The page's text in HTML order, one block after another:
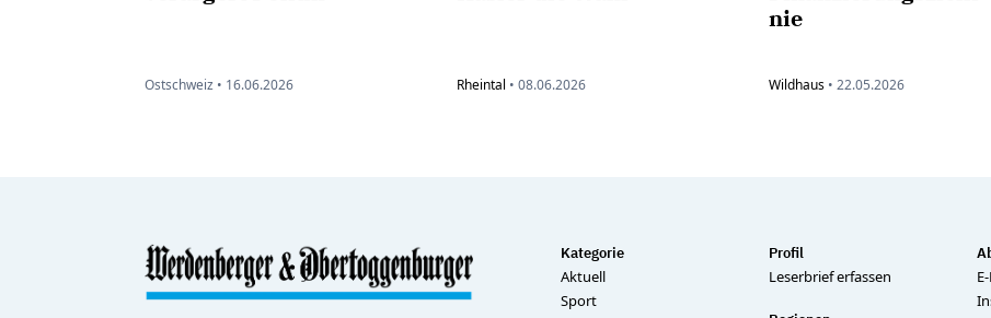
Ostschweiz • 16.06.2026 Rheintal • 08.06.2026
nie
Wildhaus • 22.05.2026
Kategorie
Aktuell
Sport
Profil
Leserbrief erfassen